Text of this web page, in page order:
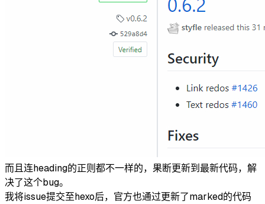
而且连heading的正则都不一样的，果断更新到最新代码，解
决了这个bug。
我将issue提交至hexo后，官方也通过更新了marked的代码